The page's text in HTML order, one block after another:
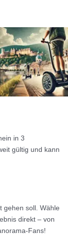
in 3
gültig und kann
gehen soll. Wähle
direkt – von
Fans!